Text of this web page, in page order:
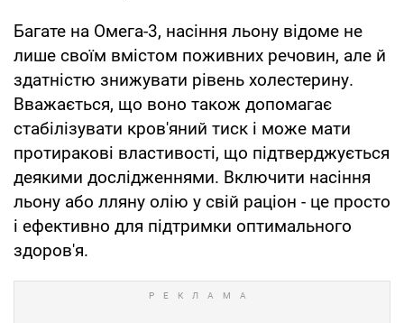
Багате на Омега-3, насіння льону відоме не
лише своїм вмістом поживних речовин, але й
здатністю знижувати рівень холестерину.
Вважається, що воно також допомагає
стабілізувати кров'яний тиск і може мати
протиракові властивості, що підтверджується
деякими дослідженнями. Включити насіння
льону або лляну олію у свій раціон - це просто
і ефективно для підтримки оптимального
здоров'я.